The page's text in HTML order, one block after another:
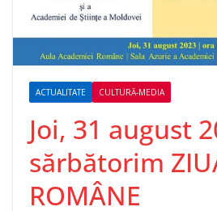
ACTUALITATE CULTURĂ-MEDIA
Joi, 31 august
sărbătorim
ROMÂNE